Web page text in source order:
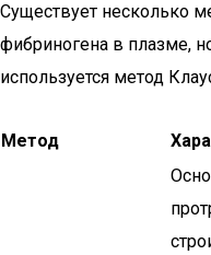
Существует несколько
фибриногена в плазме,
используется метод
Метод